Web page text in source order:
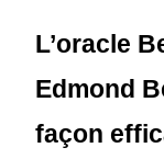
L’oracle
Edmond
façon